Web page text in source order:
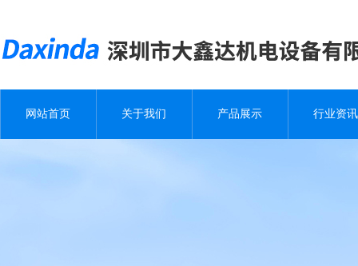
网站首页 关于我们 产品展示 行业资讯